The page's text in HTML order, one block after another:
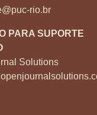
rio.br
PARA SUPORTE
Solutions